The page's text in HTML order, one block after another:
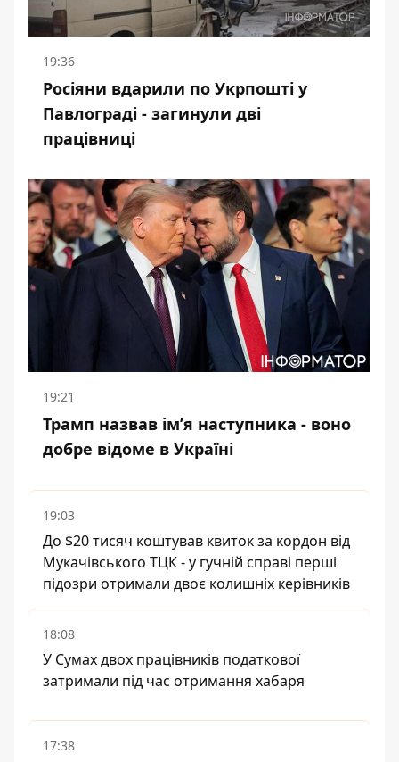
19:36
Росіяни вдарили по Укрпошті у
Павлограді - загинули дві
працівниці
19:21
Трамп назвав імʼя наступника - воно
добре відоме в Україні
19:03
До $20 тисяч коштував квиток за кордон від
Мукачівського ТЦК - у гучній справі перші
підозри отримали двоє колишніх керівників
18:08
У Сумах двох працівників податкової
затримали під час отримання хабаря
17:38